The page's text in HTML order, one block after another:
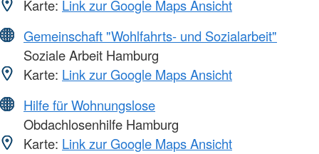
Karte: Link zur Google Maps Ansicht
Gemeinschaft "Wohlfahrts- und Sozialarbeit"
Soziale Arbeit Hamburg
Karte: Link zur Google Maps Ansicht
Hilfe für Wohnungslose
Obdachlosenhilfe Hamburg
Karte: Link zur Google Maps Ansicht